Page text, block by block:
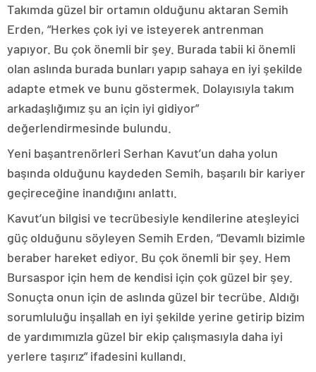
Takımda güzel bir ortamın olduğunu aktaran Semih
Erden, “Herkes çok iyi ve isteyerek antrenman
yapıyor. Bu çok önemli bir şey. Burada tabii ki önemli
olan aslında burada bunları yapıp sahaya en iyi şekilde
adapte etmek ve bunu göstermek. Dolayısıyla takım
arkadaşlığımız şu an için iyi gidiyor”
değerlendirmesinde bulundu.
Yeni başantrenörleri Serhan Kavut’un daha yolun
başında olduğunu kaydeden Semih, başarılı bir kariyer
geçireceğine inandığını anlattı.
Kavut’un bilgisi ve tecrübesiyle kendilerine ateşleyici
güç olduğunu söyleyen Semih Erden, “Devamlı bizimle
beraber hareket ediyor. Bu çok önemli bir şey. Hem
Bursaspor için hem de kendisi için çok güzel bir şey.
Sonuçta onun için de aslında güzel bir tecrübe. Aldığı
sorumluluğu inşallah en iyi şekilde yerine getirip bizim
de yardımımızla güzel bir ekip çalışmasıyla daha iyi
yerlere taşırız” ifadesini kullandı.